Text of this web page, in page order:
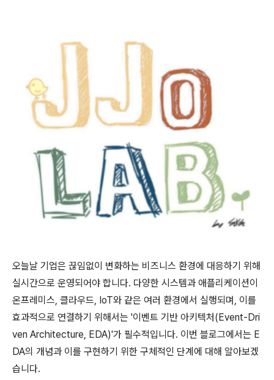
오늘날 기업은 끊임없이 변화하는 비즈니스 환경에 대응하기 위해
실시간으로 운영되어야 합니다. 다양한 시스템과 애플리케이션이
온프레미스, 클라우드, IoT와 같은 여러 환경에서 실행되며, 이를
효과적으로 연결하기 위해서는 '이벤트 기반 아키텍처(Event-Dri
ven Architecture, EDA)'가 필수적입니다. 이번 블로그에서는 E
DA의 개념과 이를 구현하기 위한 구체적인 단계에 대해 알아보겠
습니다.